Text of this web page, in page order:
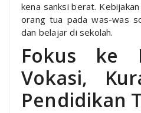
kena sanksi berat.
orang tua pada was-was
dan belajar di sekolah.
Fokus ke
Vokasi,
Pendidikan